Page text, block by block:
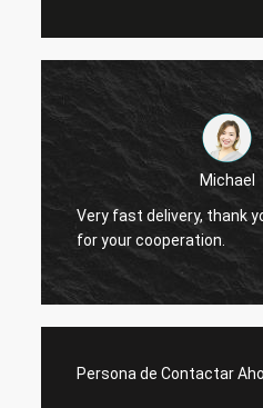
Michael
Very fast delivery, thank
for your cooperation.
Persona de Contactar